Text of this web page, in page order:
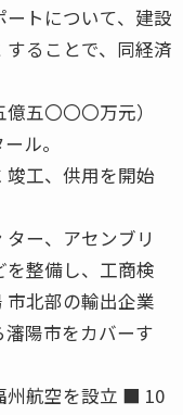
トについて、建設
ることで、同経済
五〇〇〇万元）
ル。
竣工、供用を開始
ー、アセンブリ
整備し、工商検
北部の輸出企業
陽市をカバーす
州航空を設立 ■ 10